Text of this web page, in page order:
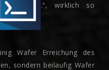
.“, wirklich so
Wafer Erreichung des
sondern beilaufig Wafer